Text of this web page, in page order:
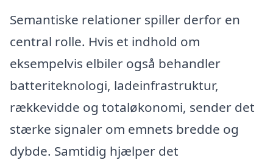
Semantiske relationer spiller derfor en
central rolle. Hvis et indhold om
eksempelvis elbiler også behandler
batteriteknologi, ladeinfrastruktur,
rækkevidde og totaløkonomi, sender det
stærke signaler om emnets bredde og
dybde. Samtidig hjælper det